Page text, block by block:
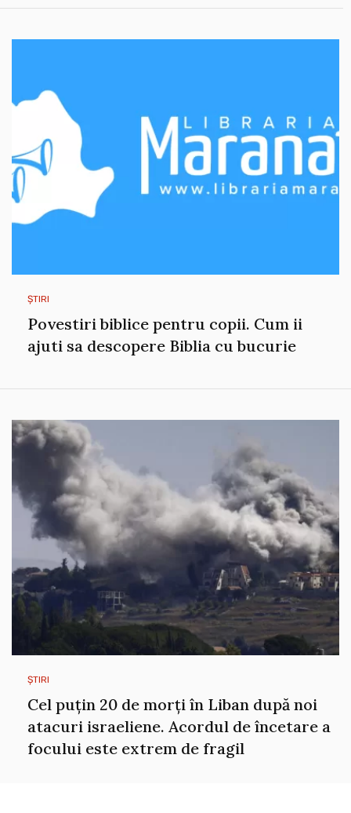
ȘTIRI
Povestiri biblice pentru copii. Cum ii
ajuti sa descopere Biblia cu bucurie
ȘTIRI
Cel puțin 20 de morți în Liban după noi
atacuri israeliene. Acordul de încetare a
focului este extrem de fragil